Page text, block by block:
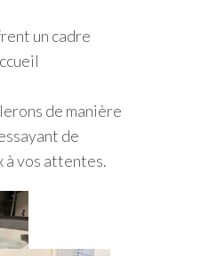
un cadre
de manière
de
à vos attentes.